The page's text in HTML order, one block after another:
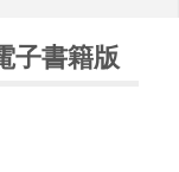
子書籍版